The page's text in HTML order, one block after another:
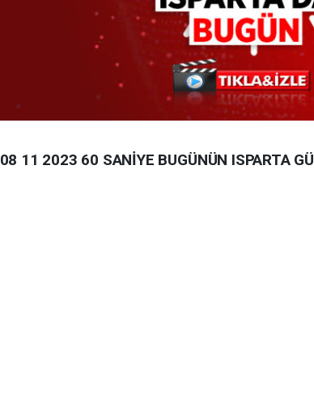
08 11 2023 60 SANİYE BUGÜNÜN ISPARTA